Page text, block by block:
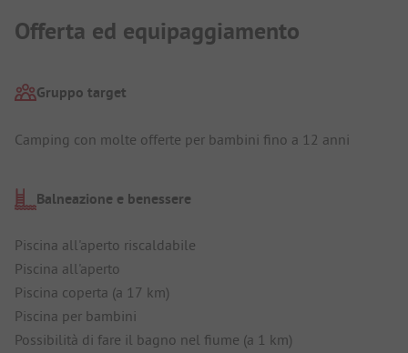
Offerta ed equipaggiamento
Gruppo target
Camping con molte offerte per bambini fino a 12 anni
Balneazione e benessere
Piscina all'aperto riscaldabile
Piscina all'aperto
Piscina coperta (a 17 km)
Piscina per bambini
Possibilità di fare il bagno nel fiume (a 1 km)